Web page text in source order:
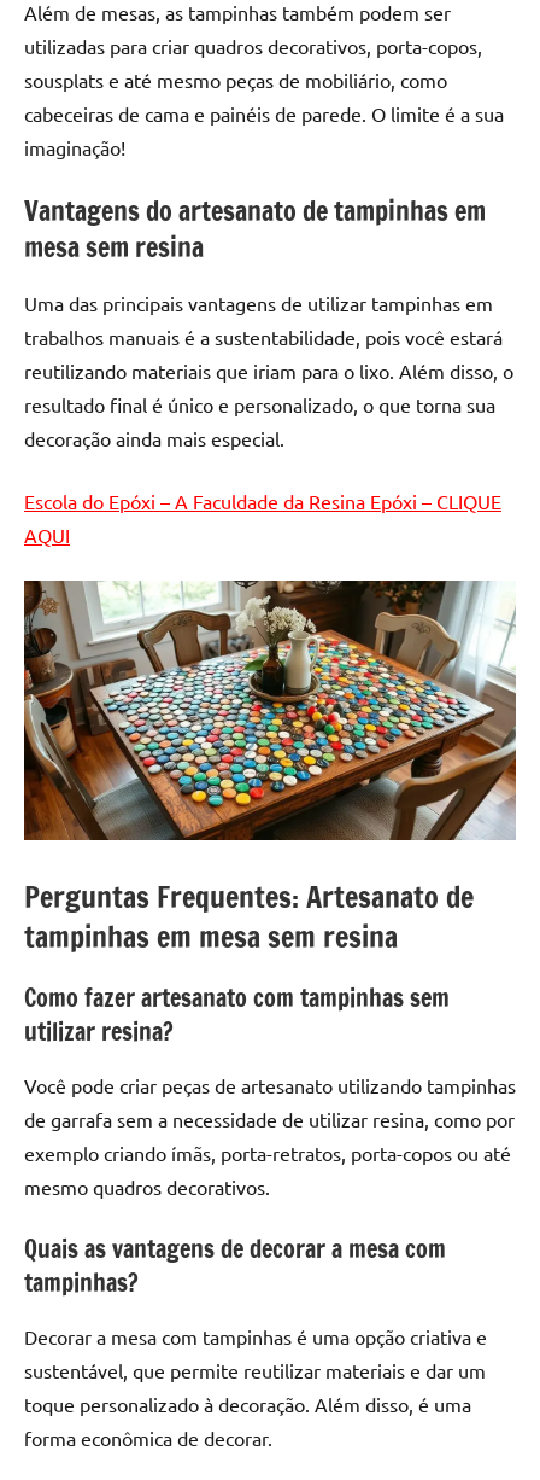
de
resinada
como
populares
River
e
mesas
resinadas.
Além de mesas, as tampinhas também podem ser
utilizadas para criar quadros decorativos, porta-copos,
sousplats e até mesmo peças de mobiliário, como
cabeceiras de cama e painéis de parede. O limite é a sua
imaginação!
Vantagens do artesanato de tampinhas em
mesa sem resina
Uma das principais vantagens de utilizar tampinhas em
trabalhos manuais é a sustentabilidade, pois você estará
reutilizando materiais que iriam para o lixo. Além disso, o
resultado final é único e personalizado, o que torna sua
decoração ainda mais especial.
Escola do Epóxi – A Faculdade da Resina Epóxi – CLIQUE
AQUI
Perguntas Frequentes: Artesanato de
tampinhas em mesa sem resina
Como fazer artesanato com tampinhas sem
utilizar resina?
Você pode criar peças de artesanato utilizando tampinhas
de garrafa sem a necessidade de utilizar resina, como por
exemplo criando ímãs, porta-retratos, porta-copos ou até
mesmo quadros decorativos.
Quais as vantagens de decorar a mesa com
tampinhas?
Decorar a mesa com tampinhas é uma opção criativa e
sustentável, que permite reutilizar materiais e dar um
toque personalizado à decoração. Além disso, é uma
forma econômica de decorar.